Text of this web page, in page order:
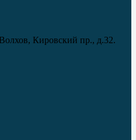
Кировский пр., д.32.